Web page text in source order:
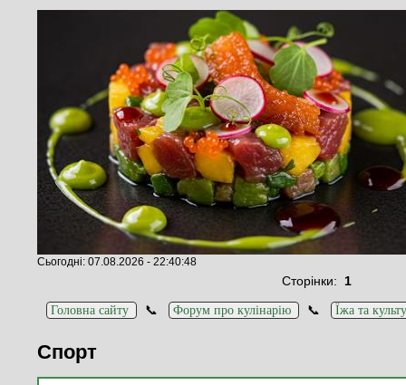
Сьогодні: 07.08.2026 - 22:40:48
Сторінки: 1
Головна сайту 📞 Форум про кулінарію 📞 Їжа та
Спорт